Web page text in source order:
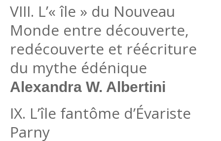
VIII. L’« île » du Nouveau
Monde entre découverte,
redécouverte et réécriture
du mythe édénique
Alexandra W. Albertini
IX. L’île fantôme d’Évariste
Parny